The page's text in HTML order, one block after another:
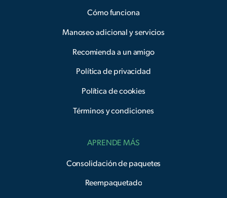
Cómo funciona
Manoseo adicional y servicios
Recomienda a un amigo
Política de privacidad
Política de cookies
Términos y condiciones
APRENDE MÁS
Consolidación de paquetes
Reempaquetado